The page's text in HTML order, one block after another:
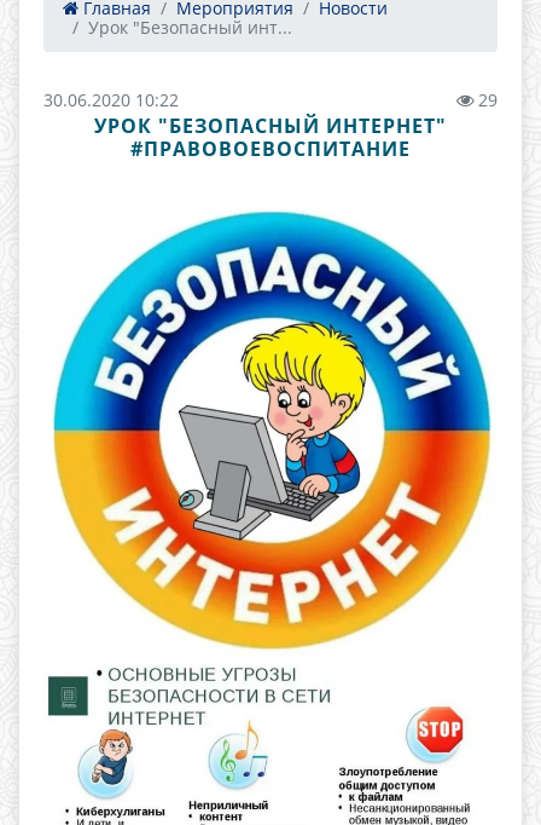
Главная Мероприятия
Новости
Урок "Безопасный инт...
30.06.2020 10:22 29
УРОК "БЕЗОПАСНЫЙ ИНТЕРНЕТ"
#ПРАВОВОЕВОСПИТАНИЕ